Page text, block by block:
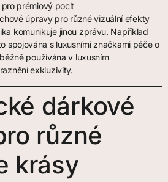
prémiový pocit
úpravy pro různé vizuální efekty
komunikuje jinou zprávu. Například
spojována s luxusními značkami péče o
používána v luxusním
exkluzivity.
dárkové
různé
krásy